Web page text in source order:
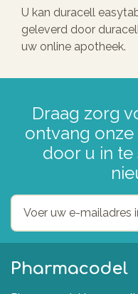
U kan duracell
geleverd door
uw online apotheek.
Draag zorg
ontvang
door u in
Pharmacodel